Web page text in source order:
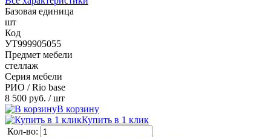
Базовая единица
шт
Код
УТ999905055
Предмет мебели
стеллаж
Серия мебели
РИО / Rio base
8 500 руб. / шт
В корзину
Купить в 1 клик
Кол-во: